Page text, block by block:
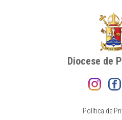
Diocese de
Política de